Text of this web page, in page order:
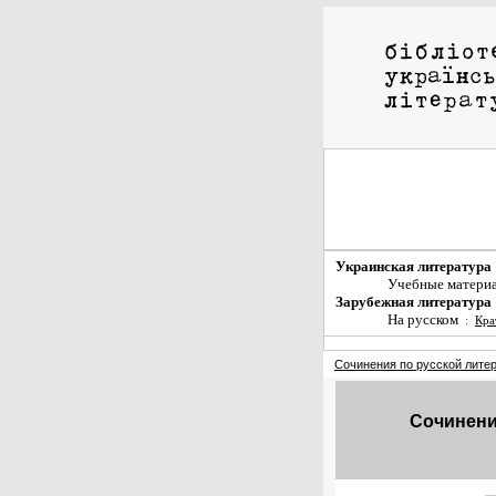
Украинская литература
Учебные
Зарубежная литература
На русском :
Сочинения по русской